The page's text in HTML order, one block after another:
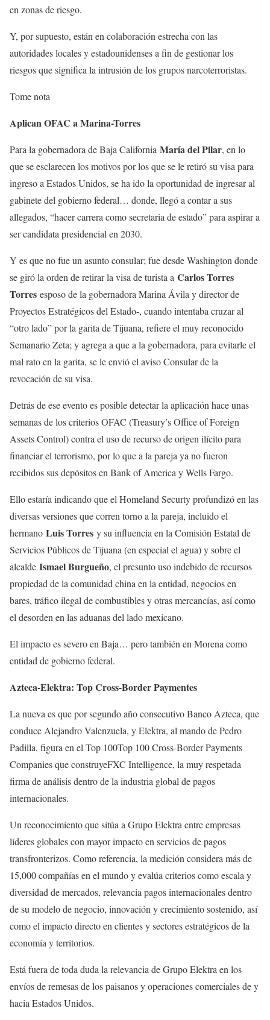
en zonas de riesgo.
Y, por supuesto, están en colaboración estrecha con las
autoridades locales y estadounidenses a fin de gestionar los
riesgos que significa la intrusión de los grupos narcoterroristas.
Tome nota
Aplican OFAC a Marina-Torres
Para la gobernadora de Baja California María del Pilar, en lo
que se esclarecen los motivos por los que se le retiró su visa para
ingreso a Estados Unidos, se ha ido la oportunidad de ingresar al
gabinete del gobierno federal… donde, llegó a contar a sus
allegados, “hacer carrera como secretaria de estado” para aspirar a
ser candidata presidencial en 2030.
Y es que no fue un asunto consular; fue desde Washington donde
se giró la orden de retirar la visa de turista a Carlos Torres
Torres esposo de la gobernadora Marina Ávila y director de
Proyectos Estratégicos del Estado-, cuando intentaba cruzar al
“otro lado” por la garita de Tijuana, refiere el muy reconocido
Semanario Zeta; y agrega a que a la gobernadora, para evitarle el
mal rato en la garita, se le envió el aviso Consular de la
revocación de su visa.
Detrás de ese evento es posible detectar la aplicación hace unas
semanas de los criterios OFAC (Treasury’s Office of Foreign
Assets Control) contra el uso de recurso de origen ilícito para
financiar el terrorismo, por lo que a la pareja ya no fueron
recibidos sus depósitos en Bank of America y Wells Fargo.
Ello estaría indicando que el Homeland Securty profundizó en las
diversas versiones que corren torno a la pareja, incluido el
hermano Luis Torres y su influencia en la Comisión Estatal de
Servicios Públicos de Tijuana (en especial el agua) y sobre el
alcalde Ismael Burgueño, el presunto uso indebido de recursos
propiedad de la comunidad china en la entidad, negocios en
bares, tráfico ilegal de combustibles y otras mercancías, así como
el desorden en las aduanas del lado mexicano.
El impacto es severo en Baja… pero también en Morena como
entidad de gobierno federal.
Azteca-Elektra: Top Cross-Border Paymentes
La nueva es que por segundo año consecutivo Banco Azteca, que
conduce Alejandro Valenzuela, y Elektra, al mando de Pedro
Padilla, figura en el Top 100Top 100 Cross-Border Payments
Companies que construyeFXC Intelligence, la muy respetada
firma de análisis dentro de la industria global de pagos
internacionales.
Un reconocimiento que sitúa a Grupo Elektra entre empresas
líderes globales con mayor impacto en servicios de pagos
transfronterizos. Como referencia, la medición considera más de
15,000 compañías en el mundo y evalúa criterios como escala y
diversidad de mercados, relevancia pagos internacionales dentro
de su modelo de negocio, innovación y crecimiento sostenido, así
como el impacto directo en clientes y sectores estratégicos de la
economía y territorios.
Está fuera de toda duda la relevancia de Grupo Elektra en los
envíos de remesas de los paisanos y operaciones comerciales de y
hacia Estados Unidos.